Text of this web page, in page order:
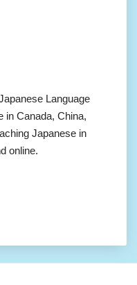
Language
in Canada, China,
Japanese in
online.